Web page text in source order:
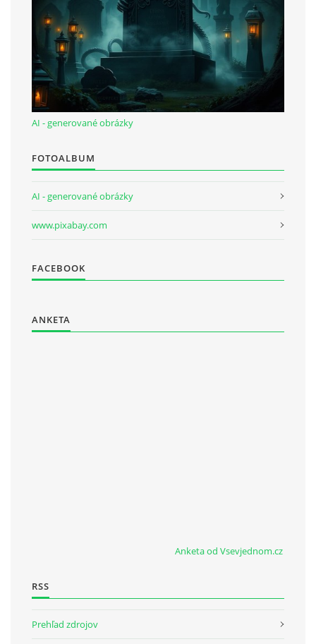
AI - generované obrázky
FOTOALBUM
AI - generované obrázky
www.pixabay.com
FACEBOOK
ANKETA
Anketa od Vsevjednom.cz
RSS
Prehľad zdrojov